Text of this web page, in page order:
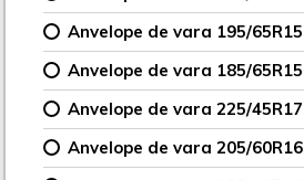
Anvelope de vara 195/65R15
Anvelope de vara 185/65R15
Anvelope de vara 225/45R17
Anvelope de vara 205/60R16